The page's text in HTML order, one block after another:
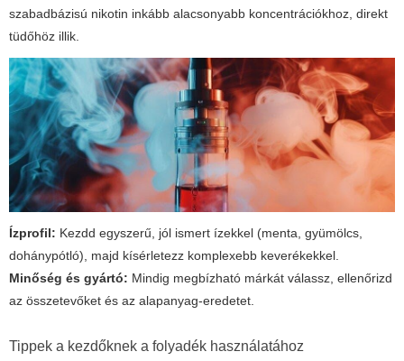
szabadbázisú nikotin inkább alacsonyabb koncentrációkhoz, direkt
tüdőhöz illik.
Ízprofil: Kezdd egyszerű, jól ismert ízekkel (menta, gyümölcs,
dohánypótló), majd kísérletezz komplexebb keverékekkel.
Minőség és gyártó: Mindig megbízható márkát válassz, ellenőrizd
az összetevőket és az alapanyag-eredetet.
Tippek a kezdőknek a folyadék használatához